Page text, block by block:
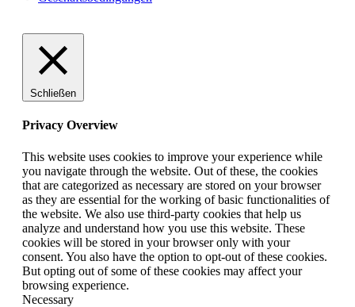
Schließen
Privacy Overview
This website uses cookies to improve your experience while
you navigate through the website. Out of these, the cookies
that are categorized as necessary are stored on your browser
as they are essential for the working of basic functionalities of
the website. We also use third-party cookies that help us
analyze and understand how you use this website. These
cookies will be stored in your browser only with your
consent. You also have the option to opt-out of these cookies.
But opting out of some of these cookies may affect your
browsing experience.
Necessary